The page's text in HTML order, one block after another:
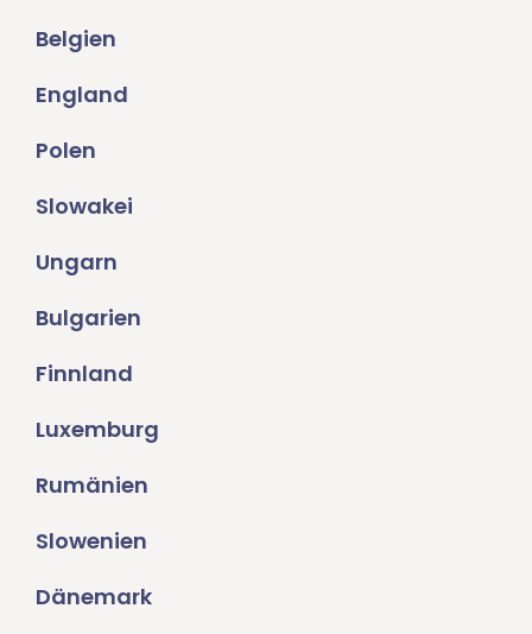
Belgien
England
Polen
Slowakei
Ungarn
Bulgarien
Finnland
Luxemburg
Rumänien
Slowenien
Dänemark